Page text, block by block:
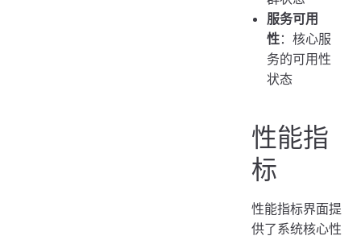
服务可用
性：核心服
务的可用性
状态
性能指
标
性能指标界面提
供了系统核心性